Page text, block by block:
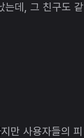
는데, 그 친구도 같
만 사용자들의 피